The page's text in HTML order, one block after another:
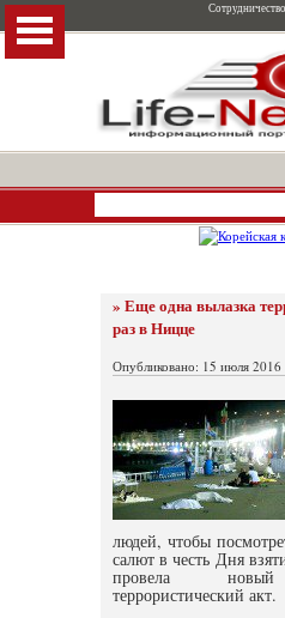
Сотрудничество
» Еще одна вылазка
раз в Ницце
Опубликовано: 15 июля 2016
людей, чтобы
салют в честь Дня
провела
террористический акт.